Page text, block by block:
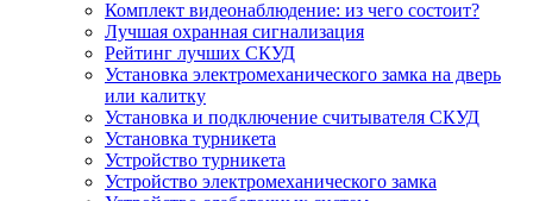
Комплект видеонаблюдение: из чего состоит?
Лучшая охранная сигнализация
Рейтинг лучших СКУД
Установка электромеханического замка на дверь
или калитку
Установка и подключение считывателя СКУД
Установка турникета
Устройство турникета
Устройство электромеханического замка